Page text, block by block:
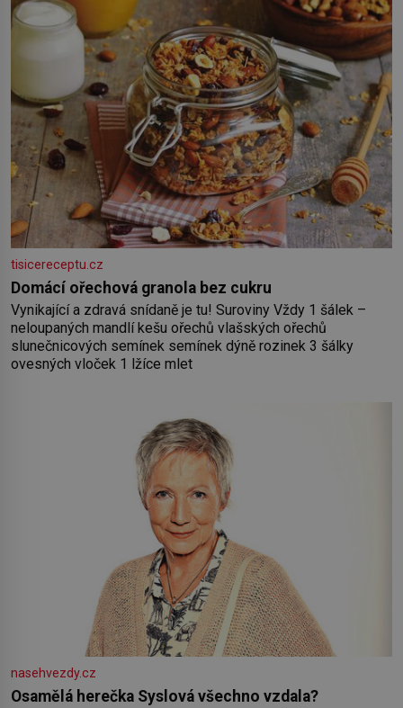
tisicereceptu.cz
Domácí ořechová granola bez cukru
Vynikající a zdravá snídaně je tu! Suroviny Vždy 1 šálek –
neloupaných mandlí kešu ořechů vlašských ořechů
slunečnicových semínek semínek dýně rozinek 3 šálky
ovesných vloček 1 lžíce mlet
nasehvezdy.cz
Osamělá herečka Syslová všechno vzdala?